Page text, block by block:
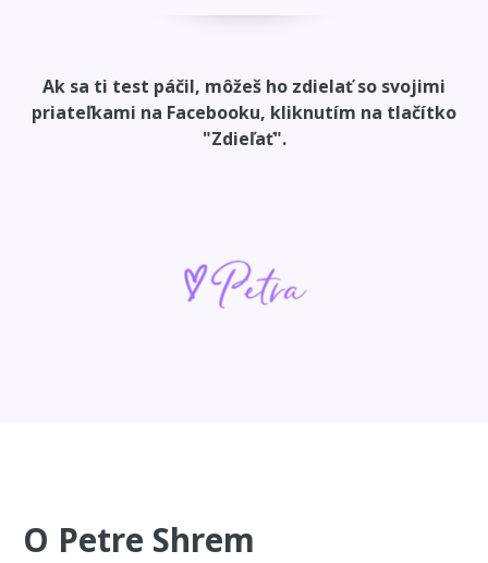
Ak sa ti test páčil, môžeš ho zdielať so svojimi
priateľkami na Facebooku, kliknutím na tlačítko
"Zdieľať".
O Petre Shrem